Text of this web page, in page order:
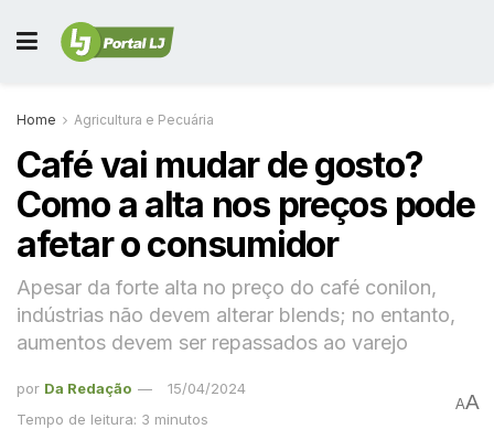
Home Agricultura e Pecuária
Café vai mudar de gosto?
Como a alta nos preços pode
afetar o consumidor
Apesar da forte alta no preço do café conilon,
indústrias não devem alterar blends; no entanto,
aumentos devem ser repassados ao varejo
por Da Redação
15/04/2024
Tempo de leitura: 3 minutos
AA